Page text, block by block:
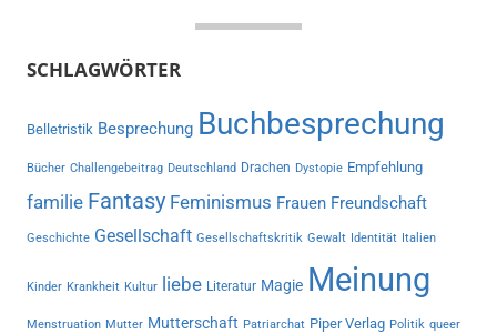
SCHLAGWÖRTER
Belletristik Besprechung Buchbesprechung
Bücher Challengebeitrag Deutschland Drachen Dystopie Empfehlung
familie Fantasy Feminismus Frauen Freundschaft
Geschichte Gesellschaft Gesellschaftskritik Gewalt Identität Italien
Kinder Krankheit Kultur liebe Literatur Magie Meinung
Menstruation Mutter Mutterschaft Patriarchat Piper Verlag Politik queer